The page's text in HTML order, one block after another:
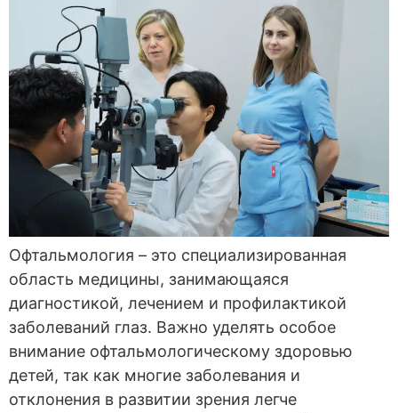
Офтальмология – это специализированная
область медицины, занимающаяся
диагностикой, лечением и профилактикой
заболеваний глаз. Важно уделять особое
внимание офтальмологическому здоровью
детей, так как многие заболевания и
отклонения в развитии зрения легче